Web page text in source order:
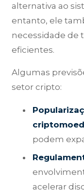
alternativa ao
entanto, ele
necessidade de
eficientes.
Algumas
setor cripto:
podem
acelerar